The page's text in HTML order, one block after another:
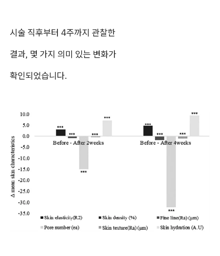
시술 직후부터 4주까지 관찰한
결과, 몇 가지 의미 있는 변화가
확인되었습니다.